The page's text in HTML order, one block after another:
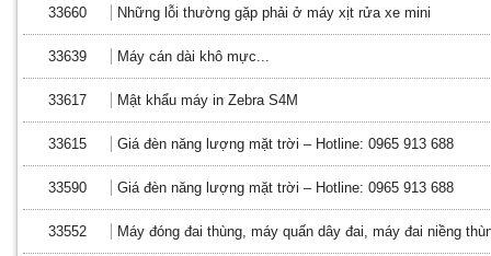
33660 Những lỗi thường gặp phải ở máy xịt rửa xe mini
33639 Máy cán dài khô mực...
33617 Mật khẩu máy in Zebra S4M
33615 Giá đèn năng lượng mặt trời – Hotline: 0965 913 688
33590 Giá đèn năng lượng mặt trời – Hotline: 0965 913 688
33552 Máy đóng đai thùng, máy quấn dây đai, máy đai niềng